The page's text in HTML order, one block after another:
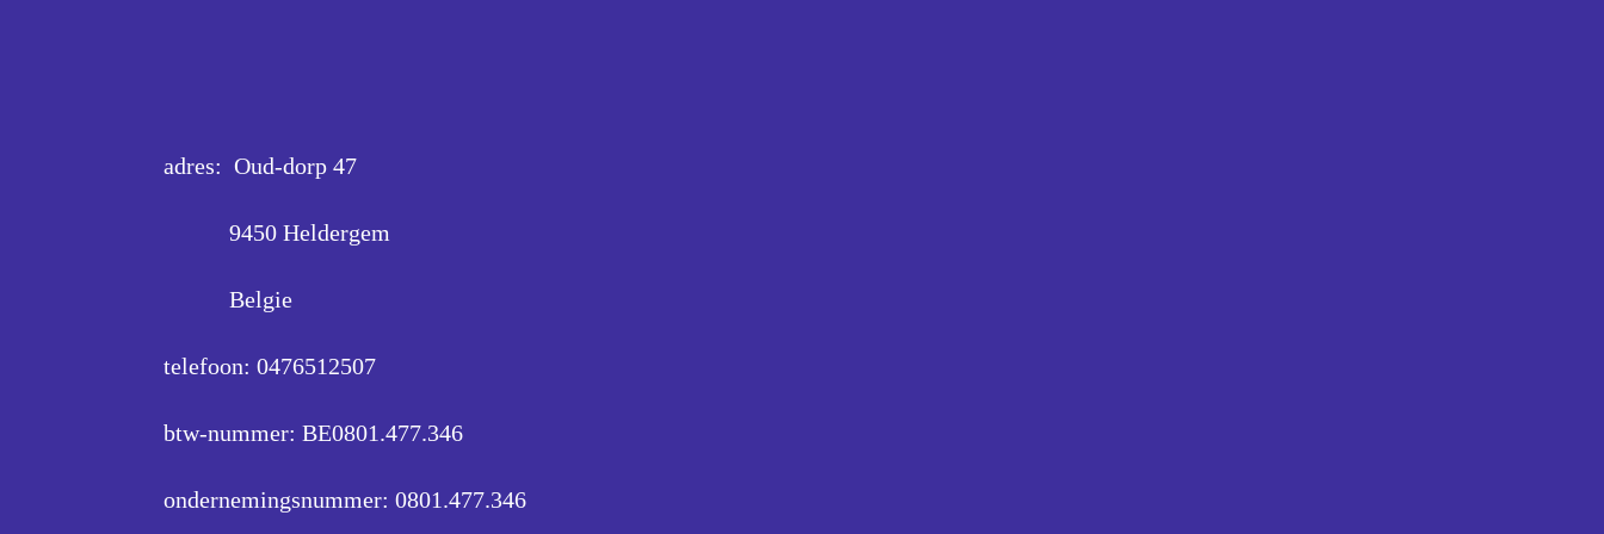
adres: Oud-dorp 47
9450 Heldergem
Belgie
telefoon: 0476512507
btw-nummer: BE0801.477.346
ondernemingsnummer: 0801.477.346